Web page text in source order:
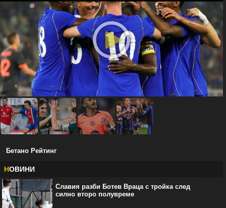
- Бетано Рейтинг
НОВИНИ
Славия разби Ботев Враца с тройка след
силно второ полувреме